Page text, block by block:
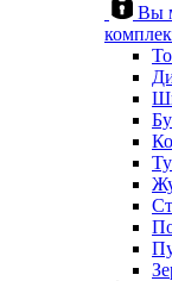
Вы